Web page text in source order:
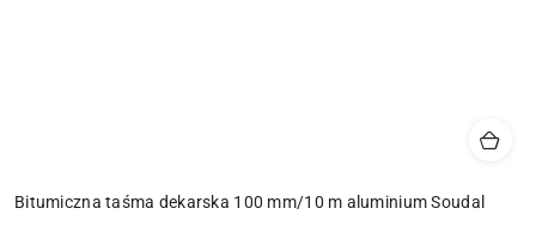
Bitumiczna taśma dekarska 100 mm/10 m aluminium Soudal